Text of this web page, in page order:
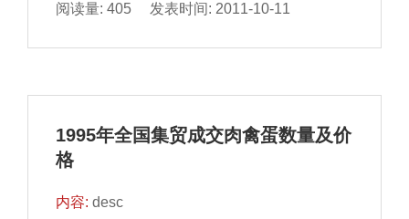
阅读量: 405 发表时间: 2011-10-11
1995年全国集贸成交肉禽蛋数量及价
格
内容:desc